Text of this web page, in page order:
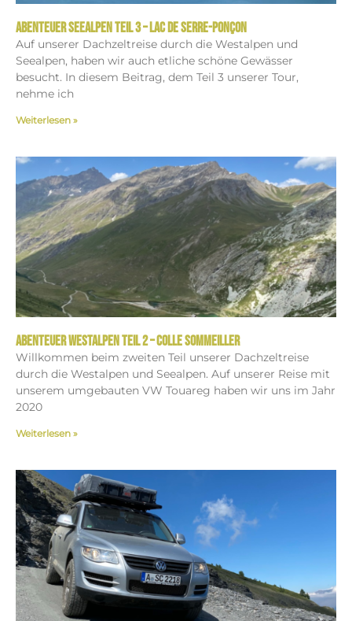
Abenteuer Seealpen Teil 3 – Lac de Serre-Ponçon
Auf unserer Dachzeltreise durch die Westalpen und
Seealpen, haben wir auch etliche schöne Gewässer
besucht. In diesem Beitrag, dem Teil 3 unserer Tour,
nehme ich
Weiterlesen »
Abenteuer Westalpen Teil 2 – Colle Sommeiller
Willkommen beim zweiten Teil unserer Dachzeltreise
durch die Westalpen und Seealpen. Auf unserer Reise mit
unserem umgebauten VW Touareg haben wir uns im Jahr
2020
Weiterlesen »